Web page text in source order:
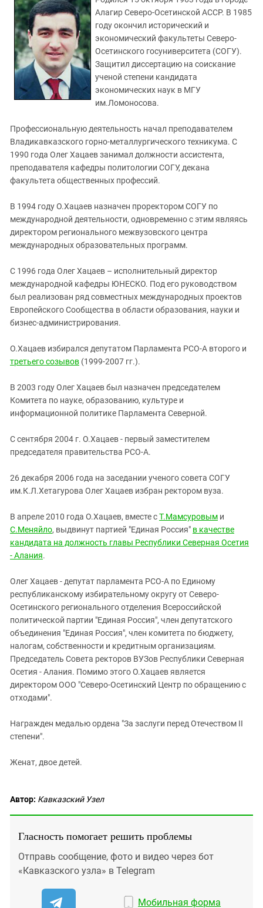
ЗАСТАВЛЯЕТ
КАВКАЗ ЗА ПАЛЕСТИНУ
ИНАКОМЫСЛИЕ В ЧЕЧНЕ
ПРЕСЛЕДОВАНИЕ АКТИВИСТОВ
МОБИЛИЗАЦИЯ И ПРОТЕСТЫ
Дагестан
Ингушетия
Кабардино-Балкария
Калмыкия
Карачаево-Черкесия
Краснодарский край
Ростовская область
Северная Осетия - Алания
Ставропольский край
Чечня
Южная Осетия
ЮФО
Алагир Северо-Осетинской АССР. В 1985
году окончил исторический и
экономический факультеты Северо-
Осетинского госуниверситета (СОГУ).
Защитил диссертацию на соискание
ученой степени кандидата
экономических наук в МГУ
им.Ломоносова.
Профессиональную деятельность начал преподавателем
Владикавказского горно-металлургического техникума. С
1990 года Олег Хацаев занимал должности ассистента,
преподавателя кафедры политологии СОГУ, декана
факультета общественных профессий.
В 1994 году О.Хацаев назначен проректором СОГУ по
международной деятельности, одновременно с этим являясь
директором регионального межвузовского центра
международных образовательных программ.
С 1996 года Олег Хацаев – исполнительный директор
международной кафедры ЮНЕСКО. Под его руководством
был реализован ряд совместных международных проектов
Европейского Сообщества в области образования, науки и
бизнес-администрирования.
О.Хацаев избирался депутатом Парламента РСО-А второго и
третьего созывов (1999-2007 гг.).
В 2003 году Олег Хацаев был назначен председателем
Комитета по науке, образованию, культуре и
информационной политике Парламента Северной.
С сентября 2004 г. О.Хацаев - первый заместителем
председателя правительства РСО-А.
26 декабря 2006 года на заседании ученого совета СОГУ
им.К.Л.Хетагурова Олег Хацаев избран ректором вуза.
В апреле 2010 года О.Хацаев, вместе сТ.Мамсуровым и
С.Меняйло, выдвинут партией "Единая Россия" в качестве
кандидата на должность главы Республики Северная Осетия
- Алания.
Олег Хацаев - депутат парламента РСО-А по Единому
республиканскому избирательному округу от Северо-
Осетинского регионального отделения Всероссийской
политической партии "Единая Россия", член депутатского
объединения "Единая Россия", член комитета по бюджету,
налогам, собственности и кредитным организациям.
Председатель Совета ректоров ВУЗов Республики Северная
Осетия - Алания. Помимо этого О.Хацаев является
директором ООО "Северо-Осетинский Центр по обращению с
отходами".
Награжден медалью ордена "За заслуги перед Отечеством II
степени".
Женат, двое детей.
Автор: Кавказский Узел
Гласность помогает решить проблемы
Отправь сообщение, фото и видео через бот
«Кавказского узла» в Telegram
Мобильная форма